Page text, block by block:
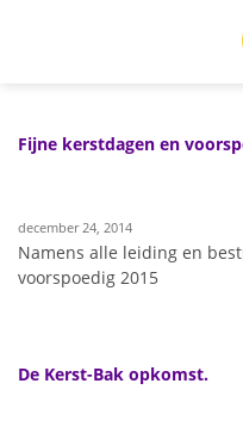
Fijne kerstdagen en
december 24, 2014
Namens alle leiding en
voorspoedig 2015
De Kerst-Bak opkomst.